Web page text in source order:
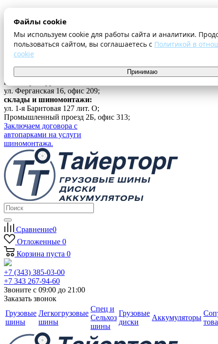
Файлы cookie
Мы используем cookie для работы сайта и аналитики.
пользоваться сайтом, вы соглашаетесь с Политикой в
cookie
Принимаю
Оплата и доставка
Шиномонтаж
Контакты
...
г. Екатеринбург
ул. Ферганская 16, офис 209;
склады и шиномонтажи:
ул. 1-я Баритовая 127 лит. О;
Промышленный проезд 2Б, офис 313;
Заключаем договора с
автопарками на услуги
шиномонтажа.
Сравнение0
Отложенные 0
Корзина пуста 0
+7 (343) 385-03-00
+7 343 267-94-60
Звоните с 09:00 до 21:00
Заказать звонок
Грузовые
шины
Легкогрузовые
шины
Спец и
Сельхоз
шины
Грузовые
диски
Аккумуляторы